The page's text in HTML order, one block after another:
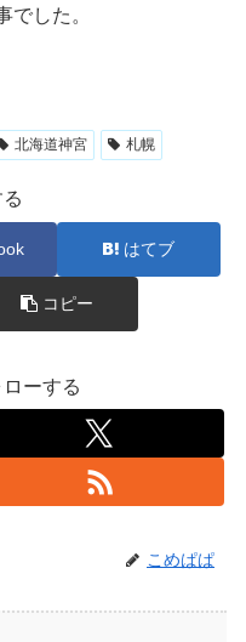
でした。
北海道神宮 札幌
はてブ
コピー
ーする
こめぱぱ